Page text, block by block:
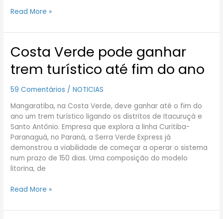
Read More »
Costa Verde pode ganhar
trem turístico até fim do ano
59 Comentários /NOTICIAS
Mangaratiba, na Costa Verde, deve ganhar até o fim do
ano um trem turístico ligando os distritos de Itacuruçá e
Santo Antônio. Empresa que explora a linha Curitiba-
Paranaguá, no Paraná, a Serra Verde Express já
demonstrou a viabilidade de começar a operar o sistema
num prazo de 150 dias. Uma composição do modelo
litorina, de
Costa
Verde
pode
trem
até
fim
do
ano
Read More »